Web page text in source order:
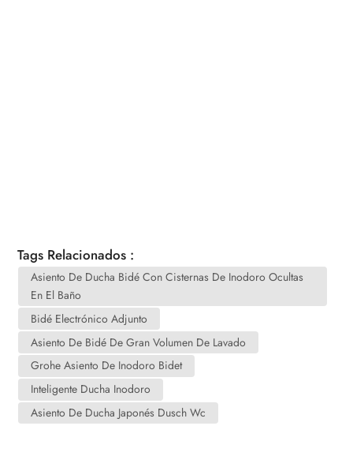
Tags Relacionados :
Asiento De Ducha Bidé Con Cisternas De Inodoro Ocultas
En El Baño
Bidé Electrónico Adjunto
Asiento De Bidé De Gran Volumen De Lavado
Grohe Asiento De Inodoro Bidet
Inteligente Ducha Inodoro
Asiento De Ducha Japonés Dusch Wc